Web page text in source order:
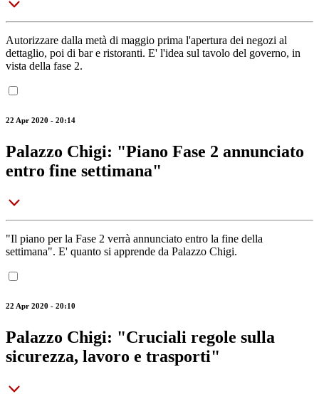
Autorizzare dalla metà di maggio prima l'apertura dei negozi al
dettaglio, poi di bar e ristoranti. E' l'idea sul tavolo del governo, in
vista della fase 2.
22 Apr 2020 - 20:14
Palazzo Chigi: "Piano Fase 2 annunciato
entro fine settimana"
"Il piano per la Fase 2 verrà annunciato entro la fine della
settimana". E' quanto si apprende da Palazzo Chigi.
22 Apr 2020 - 20:10
Palazzo Chigi: "Cruciali regole sulla
sicurezza, lavoro e trasporti"